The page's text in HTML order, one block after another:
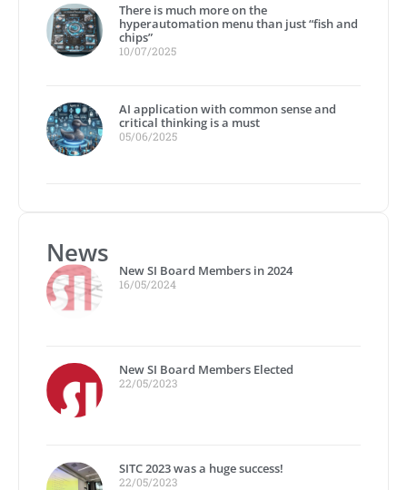
There is much more on the
hyperautomation menu than just “fish and
chips”
10/07/2025
AI application with common sense and
critical thinking is a must
05/06/2025
News
New SI Board Members in 2024
16/05/2024
New SI Board Members Elected
22/05/2023
SITC 2023 was a huge success!
22/05/2023